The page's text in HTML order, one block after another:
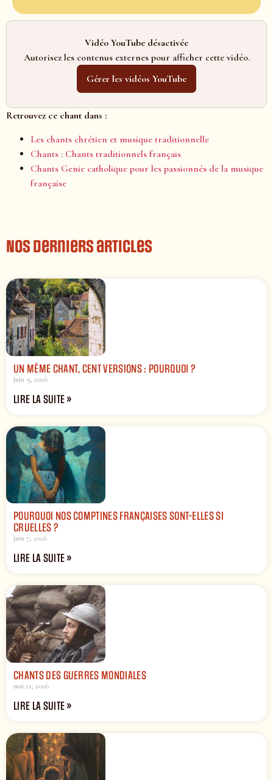
Vidéo YouTube désactivée
Autorisez les contenus externes pour afficher cette vidéo.
Gérer les vidéos YouTube
Retrouvez ce chant dans :
Les chants chrétien et musique traditionnelle
Chants : Chants traditionnels français
Chants Genie catholique pour les passionnés de la musique
française
Nos derniers articles
UN MÊME CHANT, CENT VERSIONS : POURQUOI ?
juin 9, 2026
LIRE LA SUITE »
POURQUOI NOS COMPTINES FRANÇAISES SONT-ELLES SI
CRUELLES ?
juin 7, 2026
LIRE LA SUITE »
CHANTS DES GUERRES MONDIALES
mai 21, 2026
LIRE LA SUITE »